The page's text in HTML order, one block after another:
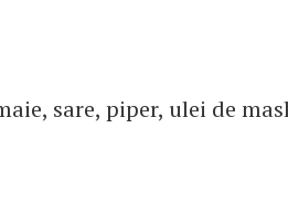
sare, piper, ulei de